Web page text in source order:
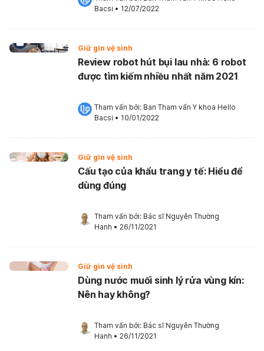
Bacsi • 12/07/2022
Giữ gìn vệ sinh
Review robot hút bụi lau nhà: 6 robot
được tìm kiếm nhiều nhất năm 2021
Tham vấn bởi: Ban Tham vấn Y khoa Hello
Bacsi • 10/01/2022
Giữ gìn vệ sinh
Cấu tạo của khẩu trang y tế: Hiểu để
dùng đúng
Tham vấn bởi: Bác sĩ Nguyễn Thường
Hanh • 26/11/2021
Giữ gìn vệ sinh
Dùng nước muối sinh lý rửa vùng kín:
Nên hay không?
Tham vấn bởi: Bác sĩ Nguyễn Thường
Hanh • 26/11/2021